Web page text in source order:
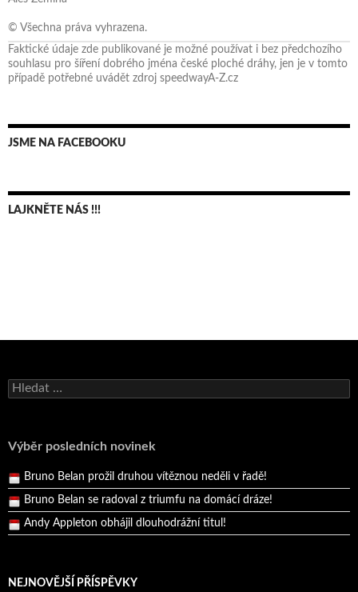
© Všechna práva vyhrazena.
Faktické údaje zde publikované je možné používat i bez předchozího
souhlasu pro šíření dobrého jména české ploché dráhy, jen je v tomto
případě potřebné uvádět zdroj speedwayA-Z.cz
JSME NA FACEBOOKU
LAJKNĚTE NÁS !!!
Vyhledávání
Výběr posledních novinek
Andy Appleton obhájil dlouhodrážní titul!
Pražský přebor neskrblil překvapeními!
Bruno Belan se radoval z triumfu na domácí dráze!
Andy Appleton obhájil dlouhodrážní titul!
Reprezentační dvojice brala český titul!
NEJNOVĚJŠÍ PŘÍSPĚVKY